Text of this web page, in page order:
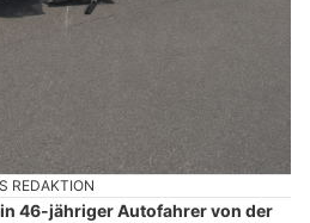
REDAKTION
46-jähriger Autofahrer von der